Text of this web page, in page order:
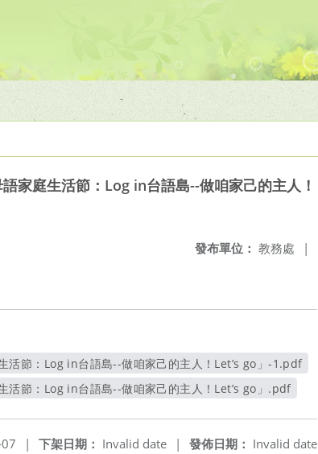
家庭生活節：Log in台語島--做咱家己的主人！
發布單位： 教務處 |
活節：Log in台語島--做咱家己的主人！Let’s go」-1.pdf
視窗
活節：Log in台語島--做咱家己的主人！Let’s go」.pdf
發佈日期： Invalid date
下架日期： Invalid date |
|